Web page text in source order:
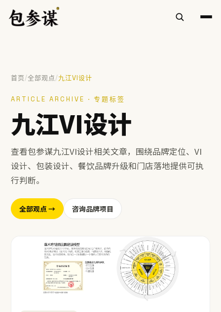
VI设计 标志设计
慧庭手写体
提示：⌘/Ctrl + K 随时唤起搜索
首页/全部观点/九江VI设计
ARTICLE ARCHIVE · 专题标签
九江VI设计
查看包参谋九江VI设计相关文章，围绕品牌定位、VI
设计、包装设计、餐饮品牌升级和门店落地提供可执
行判断。
全部观点 → 咨询品牌项目